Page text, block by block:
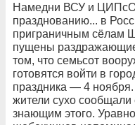
Намедни ВСУ и ЦИПсО
празднованию... в
приграничным сёлам
пущены
том, что семьсот
готовятся войти в
праздника — 4
жители сухо сообщали
знающим этого.